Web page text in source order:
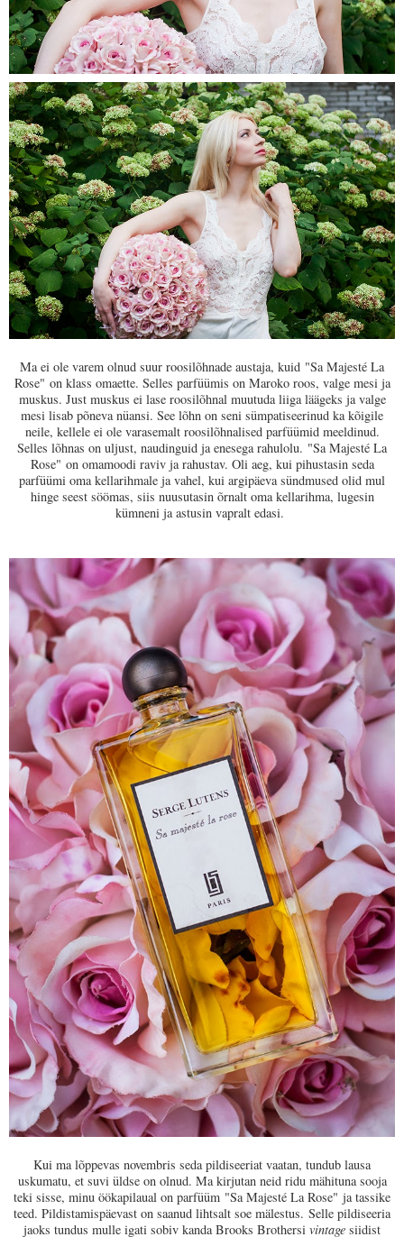
Ma ei ole varem olnud suur roosilõhnade austaja, kuid "Sa Majesté La
Rose" on klass omaette. Selles parfüümis on Maroko roos, valge mesi ja
muskus. Just muskus ei lase roosilõhnal muutuda liiga läägeks ja valge
mesi lisab põneva nüansi. See lõhn on seni sümpatiseerinud ka kõigile
neile, kellele ei ole varasemalt roosilõhnalised parfüümid meeldinud.
Selles lõhnas on uljust, naudinguid ja enesega rahulolu. "Sa Majesté La
Rose" on omamoodi raviv ja rahustav. Oli aeg, kui pihustasin seda
parfüümi oma kellarihmale ja vahel, kui argipäeva sündmused olid mul
hinge seest söömas, siis nuusutasin õrnalt oma kellarihma, lugesin
kümneni ja astusin vapralt edasi.
Kui ma lõppevas novembris seda pildiseeriat vaatan, tundub lausa
uskumatu, et suvi üldse on olnud. Ma kirjutan neid ridu mähituna sooja
teki sisse, minu öökapilaual on parfüüm "Sa Majesté La Rose" ja tassike
teed. Pildistamispäevast on saanud lihtsalt soe mälestus. Selle pildiseeria
jaoks tundus mulle igati sobiv kanda Brooks Brothersi vintage siidist